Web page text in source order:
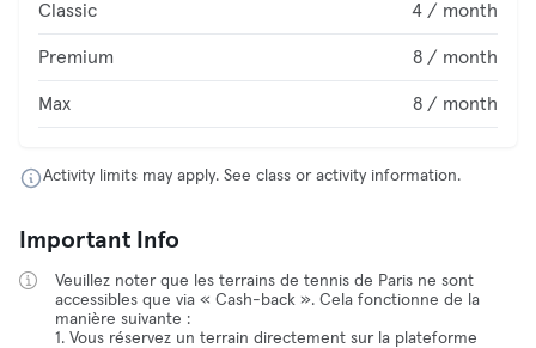
Classic 4 / month
Premium 8 / month
Max 8 / month
Activity limits may apply. See class or activity information.
Important Info
Veuillez noter que les terrains de tennis de Paris ne sont
accessibles que via « Cash-back ». Cela fonctionne de la
manière suivante :
1. Vous réservez un terrain directement sur la plateforme